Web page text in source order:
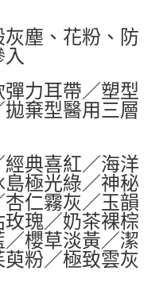
塵、花粉、防
力耳帶／塑型
棄型醫用三層
典喜紅／海洋
極光綠／神秘
仁霧灰／玉韻
瑰／奶茶裸棕
櫻草淡黃／潔
粉／極致雲灰